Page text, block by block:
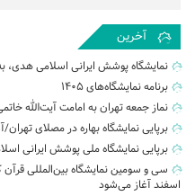
آخرین
نمایشگاه پوشش ایرانی اسلامی هدی،
برنامه نمایشگاه‌های ۱۴۰۵
نماز جمعه تهران به امامت آیت‌الله
برپایی نمایشگاه بهاره در مصلای تهران/آغاز
برپایی نمایشگاه ملی پوشش ایرانی اسلامی هدی
سی و سومین نمایشگاه بین‌المللی قرآن
اسفند آغاز می‌شود